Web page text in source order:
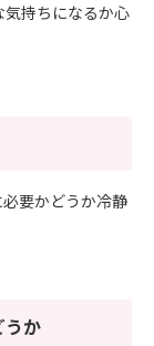
持ちになるか心
要かどうか冷静
うか